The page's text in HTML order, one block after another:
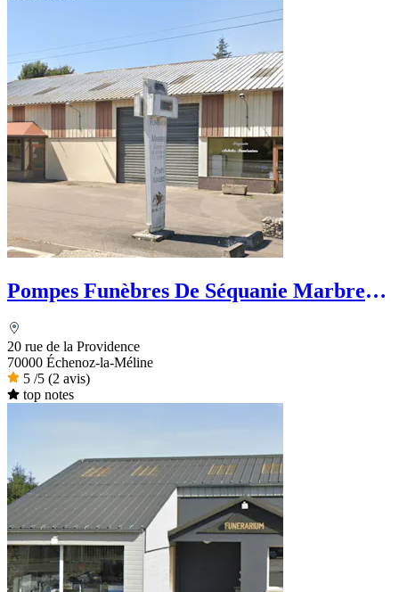
Pompes Funèbres De Séquanie Marbrerie
20 rue de la Providence
70000 Échenoz-la-Méline
5 /5 (2 avis)
top notes